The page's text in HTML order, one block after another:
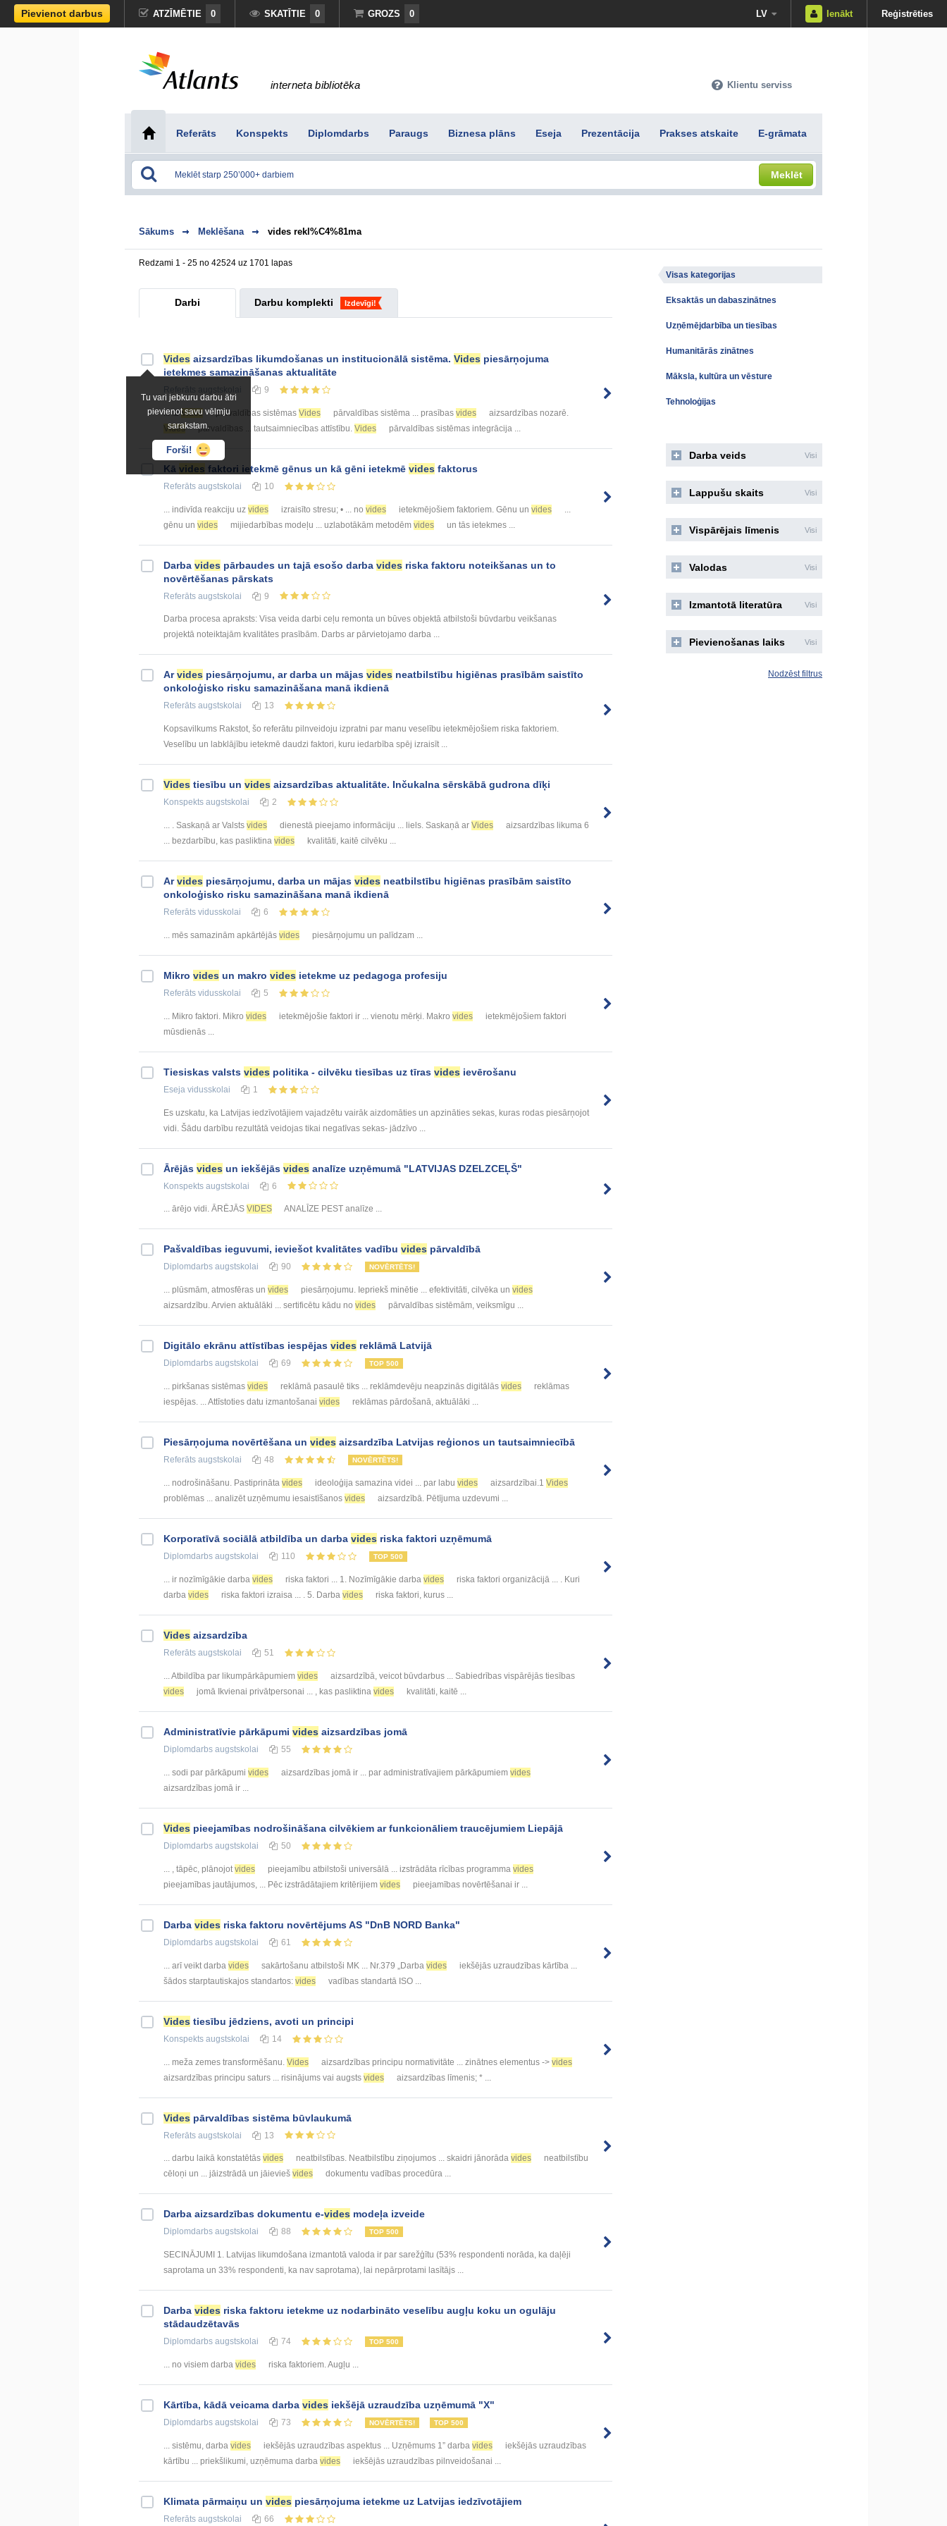
Pievienot darbus ATZĪMĒTIE 0 SKATĪTIE 0 GROZS 0 LV Ienākt Reģistrēties
interneta bibliotēka Klientu serviss
Referāts Konspekts Diplomdarbs Paraugs Biznesa plāns Eseja Prezentācija Prakses atskaite E-grāmata
Meklēt
Sākums Meklēšana vides rekl%C4%81ma
Redzami 1 - 25 no 42524 uz 1701 lapas
Darbi Darbu komplekti Izdevīgi!
Tu vari jebkuru darbu ātri
pievienot savu vēlmju
sarakstam.
Forši!
Vides aizsardzības likumdošanas un institucionālā sistēma. Vides piesārņojuma
ietekmes samazināšanas aktualitāte
9
... .2Vides pārvaldības sistēmas Vides pārvaldības sistēma ... prasības vides
aizsardzības nozarē.
Vides
pārvaldības ... tautsaimniecības attīstību. Vides pārvaldības sistēmas integrācija ...
Kā vides faktori ietekmē gēnus un kā gēni ietekmē vides faktorus
Referāts augstskolai 10
... indivīda reakciju uz vides izraisīto stresu; • ... no vides ietekmējošiem faktoriem. Gēnu un vides
gēnu un vides mijiedarbības modeļu ... uzlabotākām metodēm vides un tās ietekmes ...
Darba vides pārbaudes un tajā esošo darba vides riska faktoru noteikšanas un to
novērtēšanas pārskats
Referāts augstskolai 9
Darba procesa apraksts: Visa veida darbi ceļu remonta un būves objektā atbilstoši būvdarbu veikšanas
projektā noteiktajām kvalitātes prasībām. Darbs ar pārvietojamo darba ...
Arvides piesārņojumu, ar darba un mājas vides neatbilstību higiēnas prasībām saistīto
onkoloģisko risku samazināšana manā ikdienā
Referāts augstskolai 13
Kopsavilkums Rakstot, šo referātu pilnveidoju izpratni par manu veselību ietekmējošiem riska faktoriem.
Veselību un labklājību ietekmē daudzi faktori, kuru iedarbība spēj izraisīt ...
Vides tiesību un vides aizsardzības aktualitāte. Inčukalna sērskābā gudrona dīķi
Konspekts augstskolai 2
... . Saskaņā ar Valsts vides dienestā pieejamo informāciju ... liels. Saskaņā ar Vides
aizsardzības likuma 6
... bezdarbību, kas pasliktina vides kvalitāti, kaitē cilvēku ...
Arvides piesārņojumu, darba un mājas vides neatbilstību higiēnas prasībām saistīto
onkoloģisko risku samazināšana manā ikdienā
Referāts vidusskolai 6
... mēs samazinām apkārtējās vides piesārņojumu un palīdzam ...
Mikro vides un makro vides ietekme uz pedagoga profesiju
Referāts vidusskolai 5
... Mikro faktori. Mikro vides ietekmējošie faktori ir ... vienotu mērķi. Makro vides
ietekmējošiem faktori
mūsdienās ...
Tiesiskas valsts vides politika - cilvēku tiesības uz tīras vides ievērošanu
Eseja vidusskolai 1
Es uzskatu, ka Latvijas iedzīvotājiem vajadzētu vairāk aizdomāties un apzināties sekas, kuras rodas piesārņojot
vidi. Šādu darbību rezultātā veidojas tikai negatīvas sekas- jādzīvo ...
Ārējās vides un iekšējās vides analīze uzņēmumā "LATVIJAS DZELZCEĻŠ"
Konspekts augstskolai 6
... ārējo vidi. ĀRĒJĀS VIDES ANALĪZE PEST analīze ...
Pašvaldības ieguvumi, ieviešot kvalitātes vadību vides pārvaldībā
Diplomdarbs augstskolai 90 NOVĒRTĒTS!
... plūsmām, atmosfēras un vides piesārņojumu. Iepriekš minētie ... efektivitāti, cilvēka un vides
aizsardzību. Arvien aktuālāki ... sertificētu kādu no vides pārvaldības sistēmām, veiksmīgu ...
Digitālo ekrānu attīstības iespējas vides reklāmā Latvijā
Diplomdarbs augstskolai 69 TOP 500
... pirkšanas sistēmas vides reklāmā pasaulē tiks ... reklāmdevēju neapzinās digitālās vides
reklāmas
iespējas. ... Attīstoties datu izmantošanai vides reklāmas pārdošanā, aktuālāki ...
Piesārņojuma novērtēšana un vides aizsardzība Latvijas reģionos un tautsaimniecībā
Referāts augstskolai 48 NOVĒRTĒTS!
... nodrošināšanu. Pastiprināta vides ideoloģija samazina videi ... par labu vides aizsardzībai.1 Vides
problēmas ... analizēt uzņēmumu iesaistīšanos vides aizsardzībā. Pētījuma uzdevumi ...
Korporatīvā sociālā atbildība un darba vides riska faktori uzņēmumā
Diplomdarbs augstskolai 110 TOP 500
... ir nozīmīgākie darba vides riska faktori ... 1. Nozīmīgākie darba vides
riska faktori organizācijā ... . Kuri
darba vides riska faktori izraisa ... . 5. Darba vides riska faktori, kurus ...
Vides aizsardzība
Referāts augstskolai 51
... Atbildība par likumpārkāpumiem vides
aizsardzībā, veicot būvdarbus ... Sabiedrības vispārējās tiesības
vides
jomā Ikvienai privātpersonai ... , kas pasliktina vides kvalitāti, kaitē ...
Administratīvie pārkāpumi vides aizsardzības jomā
Diplomdarbs augstskolai 55
... sodi par pārkāpumi vides aizsardzības jomā ir ... par administratīvajiem pārkāpumiem vides
aizsardzības jomā ir ...
Vides pieejamības nodrošināšana cilvēkiem ar funkcionāliem traucējumiem Liepājā
Diplomdarbs augstskolai 50
... , tāpēc, plānojotvides pieejamību atbilstoši universālā ... izstrādāta rīcības programma vides
pieejamības jautājumos, ... Pēc izstrādātajiem kritērijiem vides pieejamības novērtēšanai ir ...
Darba vides riska faktoru novērtējums AS "DnB NORD Banka"
Diplomdarbs augstskolai 61
... arī veikt darba vides sakārtošanu atbilstoši MK ... Nr.379 „Darba vides
iekšējās uzraudzības kārtība ...
šādos starptautiskajos standartos: vides vadības standartā ISO ...
Vides tiesību jēdziens, avoti un principi
Konspekts augstskolai 14
... meža zemes transformēšanu. Vides aizsardzības principu normativitāte ... zinātnes elementus -> vides
aizsardzības principu saturs ... risinājums vai augsts vides aizsardzības līmenis; * ...
Vides pārvaldības sistēma būvlaukumā
Referāts augstskolai 13
... darbu laikā konstatētās vides neatbilstības. Neatbilstību ziņojumos ... skaidri jānorāda vides
neatbilstību
cēloņi un ... jāizstrādā un jāievieš vides dokumentu vadības procedūra ...
Darba aizsardzības dokumentu e-vides modeļa izveide
Diplomdarbs augstskolai 88 TOP 500
SECINĀJUMI 1. Latvijas likumdošana izmantotā valoda ir par sarežģītu (53% respondenti norāda, ka daļēji
saprotama un 33% respondenti, ka nav saprotama), lai nepārprotami lasītājs ...
Darba vides riska faktoru ietekme uz nodarbināto veselību augļu koku un ogulāju
stādaudzētavās
Diplomdarbs augstskolai 74 TOP 500
... no visiem darba vides riska faktoriem. Augļu ...
Kārtība, kādā veicama darba vides iekšējā uzraudzība uzņēmumā "X"
Diplomdarbs augstskolai 73 NOVĒRTĒTS! TOP 500
... sistēmu, darba vides iekšējās uzraudzības aspektus ... Uzņēmums 1” darba vides
iekšējās uzraudzības
kārtību ... priekšlikumi, uzņēmuma darba vides iekšējās uzraudzības pilnveidošanai ...
Klimata pārmaiņu un vides piesārņojuma ietekme uz Latvijas iedzīvotājiem
Referāts augstskolai 66
Visas kategorijas
Eksaktās un dabaszinātnes
Uzņēmējdarbība un tiesības
Humanitārās zinātnes
Māksla, kultūra un vēsture
Tehnoloģijas
Darba veids Visi
Lappušu skaits Visi
Vispārējais līmenis Visi
Valodas Visi
Izmantotā literatūra Visi
Pievienošanas laiks Visi
Nodzēst filtrus